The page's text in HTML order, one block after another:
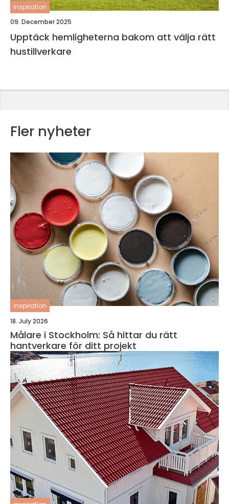
inspiration
09. December 2025
Upptäck hemligheterna bakom att välja rätt
hustillverkare
Fler nyheter
inspiration
18. July 2026
Målare i Stockholm: Så hittar du rätt
hantverkare för ditt projekt